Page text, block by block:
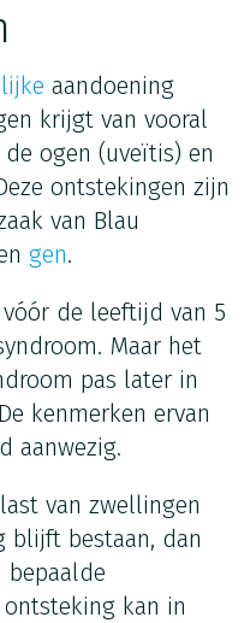
aandoening
krijgt van vooral
ogen (uveïtis) en
ontstekingen zijn
van Blau
gen.
de leeftijd van 5
Maar het
pas later in
kenmerken ervan
aanwezig.
van zwellingen
blijft bestaan, dan
kan in